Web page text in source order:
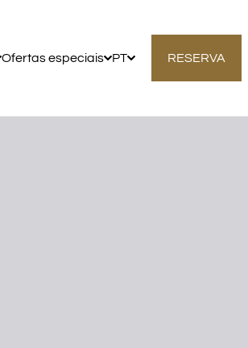
Ofertas especiais PT RESERVA